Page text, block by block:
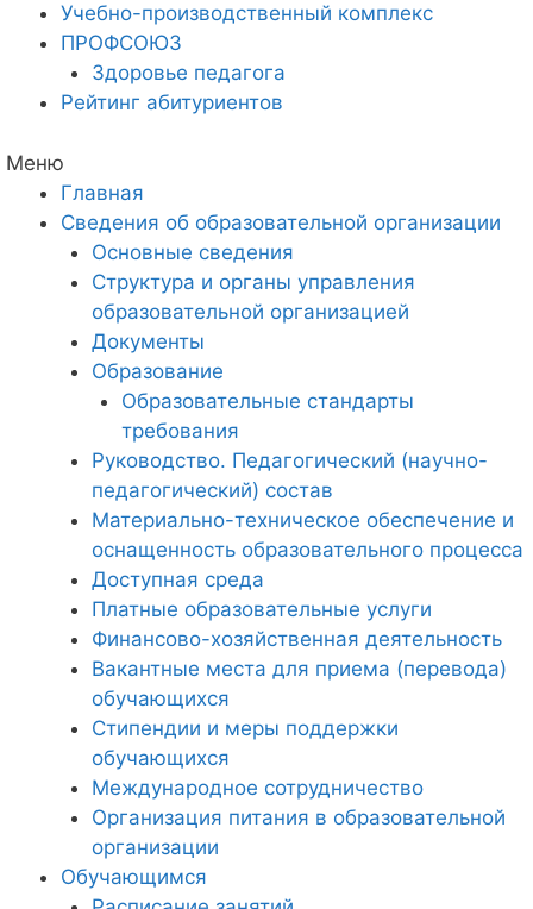
Учебно-производственный комплекс
ПРОФСОЮЗ
Здоровье педагога
Рейтинг абитуриентов
Меню
Главная
Сведения об образовательной организации
Основные сведения
Структура и органы управления
образовательной организацией
Документы
Образование
Образовательные стандарты
требования
Руководство. Педагогический (научно-
педагогический) состав
Материально-техническое обеспечение и
оснащенность образовательного процесса
Доступная среда
Платные образовательные услуги
Финансово-хозяйственная деятельность
Вакантные места для приема (перевода)
обучающихся
Стипендии и меры поддержки
обучающихся
Международное сотрудничество
Организация питания в образовательной
организации
Обучающимся